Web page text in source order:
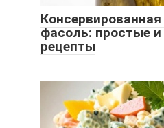
фасоль: простые
рецепты